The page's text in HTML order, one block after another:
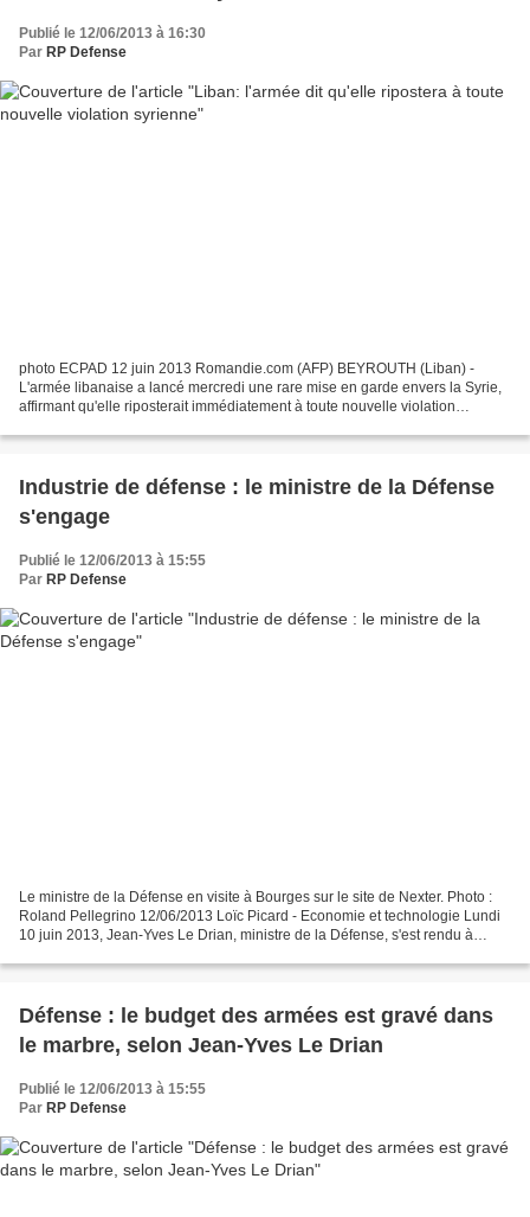
Publié le 12/06/2013 à 16:30
Par RP Defense
photo ECPAD 12 juin 2013 Romandie.com (AFP) BEYROUTH (Liban) -
L'armée libanaise a lancé mercredi une rare mise en garde envers la Syrie,
affirmant qu'elle riposterait immédiatement à toute nouvelle violation
Industrie de défense : le ministre de la Défense
s'engage
Publié le 12/06/2013 à 15:55
Par RP Defense
Le ministre de la Défense en visite à Bourges sur le site de Nexter. Photo :
Roland Pellegrino 12/06/2013 Loïc Picard - Economie et technologie Lundi
10 juin 2013, Jean-Yves Le Drian, ministre de la Défense, s'est rendu à
Défense : le budget des armées est gravé dans
le marbre, selon Jean-Yves Le Drian
Publié le 12/06/2013 à 15:55
Par RP Defense